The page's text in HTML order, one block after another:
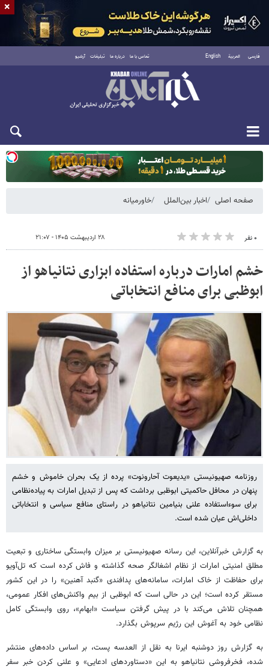
فارسی العربية English تماس با ما درباره ما تبلیغات آرشیو
دوشنبه ۱۹ مرداد ۱۴۰۵
صفحه اصلی اخبار بین‌الملل خاورمیانه
۰ نفر ۲۸ اردیبهشت ۱۴۰۵ - ۲۱:۰۷
خشم امارات درباره استفاده ابزاری نتانیاهو از
ابوظبی برای منافع انتخاباتی
روزنامه صهیونیستی «یدیعوت آحارونوت» پرده از یک بحران خاموش و خشم
پنهان در محافل حاکمیتی ابوظبی برداشت که پس از تبدیل امارات به پیاده‌نظامی
برای سوءاستفاده علنی بنیامین نتانیاهو در راستای منافع سیاسی و انتخاباتی
داخلی‌اش عیان شده است.
به گزارش خبرآنلاین، این رسانه صهیونیستی بر میزان وابستگی ساختاری و تبعیت
مطلق امنیتی امارات از نظام اشغالگر صحه گذاشته و فاش کرده است که تل‌آویو
برای حفاظت از خاک امارات، سامانه‌های پدافندی «گنبد آهنین» را در این کشور
مستقر کرده است؛ این در حالی است که ابوظبی از بیم واکنش‌های افکار عمومی،
همچنان تلاش می‌کند با در پیش گرفتن سیاست «ابهام»، روی وابستگی کامل
نظامی خود به آغوش این رژیم سرپوش بگذارد.
به گزارش روز دوشنبه ایرنا به نقل از العدسه پست، بر اساس داده‌های منتشر
شده، فخرفروشی نتانیاهو به این «دستاوردهای ادعایی» و علنی کردن خبر سفر
×